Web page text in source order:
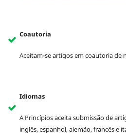
Coautoria
Aceitam-se artigos em coautoria de
Idiomas
A Princípios aceita submissão de
inglês, espanhol, alemão, francês e